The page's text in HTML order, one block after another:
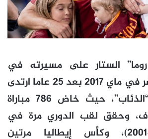
الستار على مسيرته في
المستطيل الأخضر في ماي 2017 بعد 25 عاما ارتدى
خلالها قميص “الذئاب”، حيث خاض 786 مباراة
هدف، وحقق لقب الدوري مرة في
موسم (2000-2001)، وكأس إيطاليا مرتين